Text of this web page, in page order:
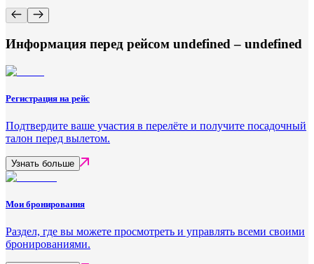
Информация перед рейсом undefined – undefined
Регистрация на рейс
Подтвердите ваше участия в перелёте и получите посадочный
талон перед вылетом.
Узнать больше
Мои бронирования
Раздел, где вы можете просмотреть и управлять всеми своими
бронированиями.